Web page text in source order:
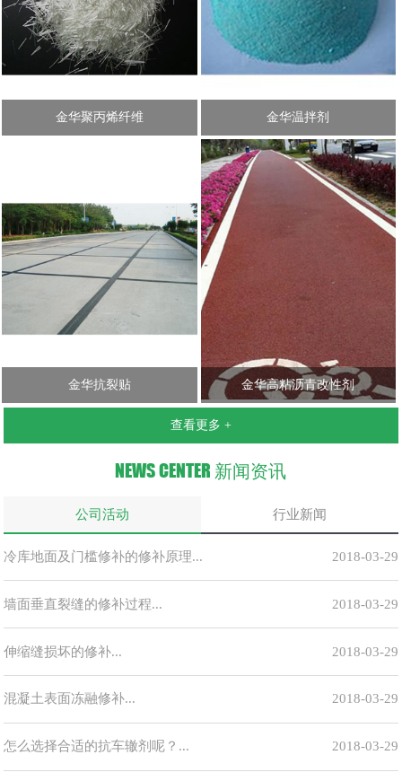
金华聚丙烯纤维 金华温拌剂
金华抗裂贴 金华高粘沥青改性剂
查看更多 +
NEWS CENTER 新闻资讯
公司活动 行业新闻
2018-03-29
冷库地面及门槛修补的修补原理...
2018-03-29
墙面垂直裂缝的修补过程...
2018-03-29
伸缩缝损坏的修补...
2018-03-29
混凝土表面冻融修补...
2018-03-29
怎么选择合适的抗车辙剂呢？...